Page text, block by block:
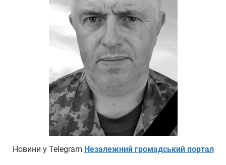
Новини у Telegram Незалежний громадський портал